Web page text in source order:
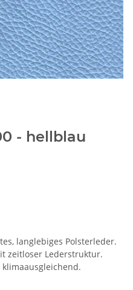
- hellblau
langlebiges Polsterleder.
zeitloser Lederstruktur.